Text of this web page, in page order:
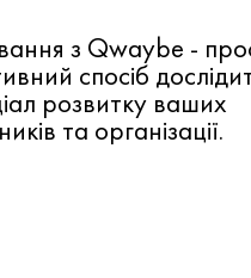
з Qwaybe -
спосіб
розвитку ваших
та організації.